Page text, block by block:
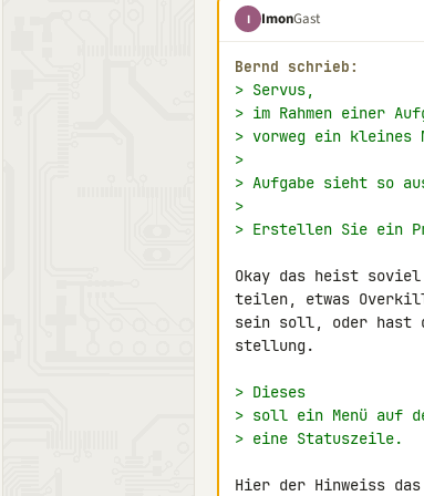
I ImonGast
Bernd schrieb:
> Servus,
> im Rahmen einer
> vorweg ein kleines
>
> Aufgabe sieht so
>
> Erstellen Sie ein
Okay das heist
teilen, etwas
sein soll, oder hast
stellung.
> Dieses
> soll ein Menü auf
> eine Statuszeile.
Hier der Hinweiss